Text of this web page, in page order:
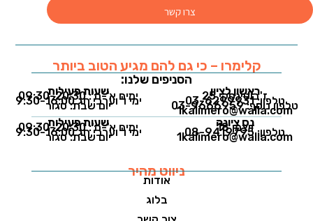
צרו קשר
קלימרו – כי גם להם מגיע הטוב ביותר
הסניפים שלנו:
ראשון לציון
ז'בוטינסקי 25טלפון: 03-6299931
טלפון נוסף: 03-9666959
1kalimero@walla.com
שעות פעילותימים א'-ה': 09:30-20:30
ימי ו' וערבי חג 9:30-16:00
יום שבת: סגור
נס ציונה
ויצמן 18טלפון: 08-9419795
1kalimero@walla.com
שעות פעילותימים א'-ה': 09:30-20:30
ימי ו' וערבי חג 9:30-16:00
יום שבת: סגור
ניווט מהיר
אודות
בלוג